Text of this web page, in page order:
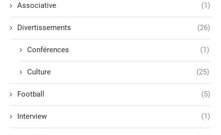
Associative (1)
Divertissements (26)
Conférences (1)
Culture (25)
Football (5)
Interview (1)